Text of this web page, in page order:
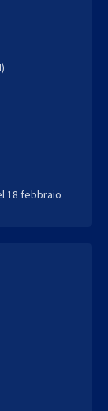
18 febbraio